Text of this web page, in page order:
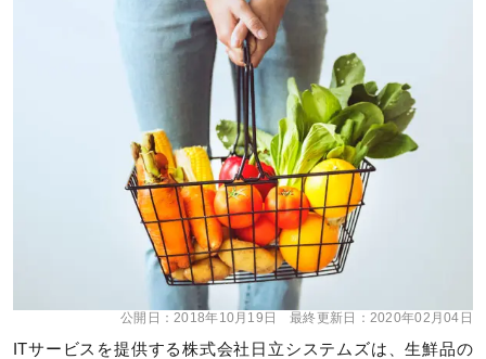
公開日：2018年10月19日 最終更新日： 2020年02月04日
ITサービスを提供する株式会社日立システムズは、生鮮品の